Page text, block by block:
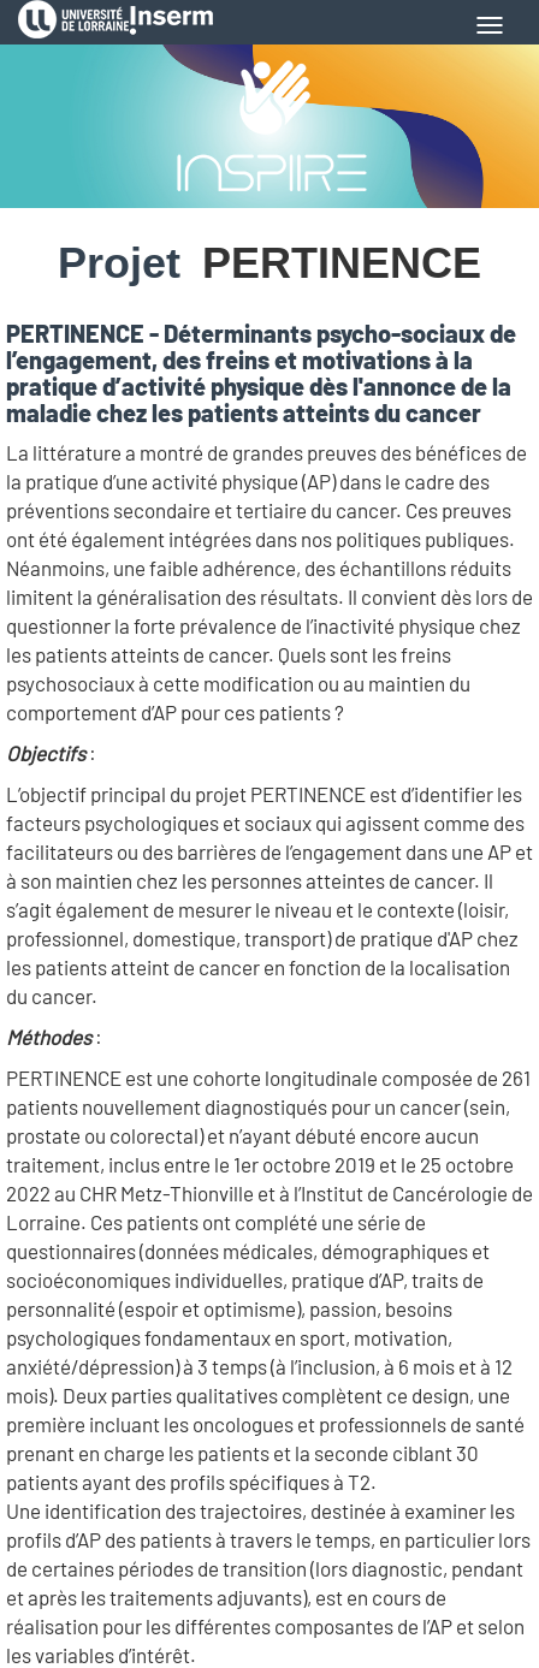
Aller
au
Projet PERTINENCE
PERTINENCE - Déterminants psycho-sociaux de
l’engagement, des freins et motivations à la
pratique d’activité physique dès l'annonce de la
maladie chez les patients atteints du cancer
La littérature a montré de grandes preuves des bénéfices de
la pratique d’une activité physique (AP) dans le cadre des
préventions secondaire et tertiaire du cancer. Ces preuves
ont été également intégrées dans nos politiques publiques.
Néanmoins, une faible adhérence, des échantillons réduits
limitent la généralisation des résultats. Il convient dès lors de
questionner la forte prévalence de l’inactivité physique chez
les patients atteints de cancer. Quels sont les freins
psychosociaux à cette modification ou au maintien du
comportement d’AP pour ces patients ?
Objectifs:
L’objectif principal du projet PERTINENCE est d’identifier les
facteurs psychologiques et sociaux qui agissent comme des
facilitateurs ou des barrières de l’engagement dans une AP et
à son maintien chez les personnes atteintes de cancer. Il
s’agit également de mesurer le niveau et le contexte (loisir,
professionnel, domestique, transport) de pratique d'AP chez
les patients atteint de cancer en fonction de la localisation
du cancer.
Méthodes:
PERTINENCE est une cohorte longitudinale composée de 261
patients nouvellement diagnostiqués pour un cancer (sein,
prostate ou colorectal) et n’ayant débuté encore aucun
traitement, inclus entre le 1er octobre 2019 et le 25 octobre
2022 au CHR Metz-Thionville et à l’Institut de Cancérologie de
Lorraine. Ces patients ont complété une série de
questionnaires (données médicales, démographiques et
socioéconomiques individuelles, pratique d’AP, traits de
personnalité (espoir et optimisme), passion, besoins
psychologiques fondamentaux en sport, motivation,
anxiété/dépression) à 3 temps (à l’inclusion, à 6 mois et à 12
mois). Deux parties qualitatives complètent ce design, une
première incluant les oncologues et professionnels de santé
prenant en charge les patients et la seconde ciblant 30
patients ayant des profils spécifiques à T2.
Une identification des trajectoires, destinée à examiner les
profils d’AP des patients à travers le temps, en particulier lors
de certaines périodes de transition (lors diagnostic, pendant
et après les traitements adjuvants), est en cours de
réalisation pour les différentes composantes de l’AP et selon
les variables d’intérêt.